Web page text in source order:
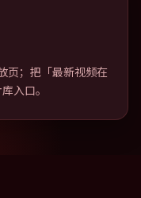
页；把「最新视频在
入口。